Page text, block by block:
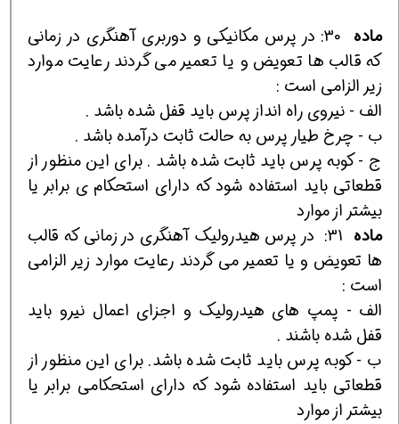
ماده
30: در پرس مكانيكي و دوربري آهنگري در زماني
كه قالب ها تعويض و يا تعمير مي گردند رعايت موارد
زير الزامي است :
الف - نيروي راه انداز پرس بايد قفل شده باشد .
ب - چرخ طيار پرس به حالت ثابت درآمده باشد .
ج - كوبه پرس بايد ثابت شده باشد . براي اين منظور از
قطعاتي بايد استفاده شود كه داراي استحكام ي برابر يا
بيشتر از موارد
ماده
در پرس هيدروليك آهنگري در زماني كه قالب
ها تعويض و يا تعمير مي گردند رعايت موارد زير الزامي
است :
الف - پمپ هاي هيدروليك و اجزاي اعمال نيرو بايد
قفل شده باشند .
ب - كوبه پرس بايد ثابت شده باشد. براي اين منظور از
قطعاتي بايد استفاده شود كه داراي استحكامي برابر يا
بيشتر از موارد